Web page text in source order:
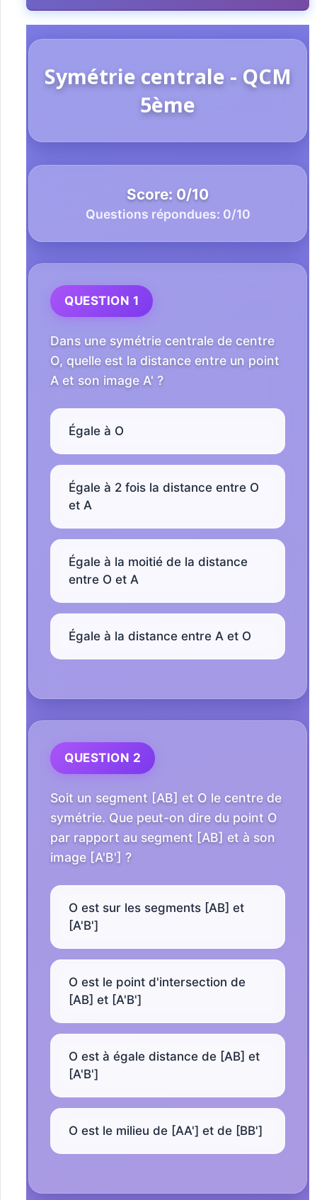
Symétrie centrale - QCM
5ème
Score: 0/10
Questions répondues: 0/10
QUESTION 1
Dans une symétrie centrale de centre
O, quelle est la distance entre un point
A et son image A' ?
Égale à O
Égale à 2 fois la distance entre O
et A
Égale à la moitié de la distance
entre O et A
Égale à la distance entre A et O
QUESTION 2
Soit un segment [AB] et O le centre de
symétrie. Que peut-on dire du point O
par rapport au segment [AB] et à son
image [A'B'] ?
O est sur les segments [AB] et
[A'B']
O est le point d'intersection de
[AB] et [A'B']
O est à égale distance de [AB] et
[A'B']
O est le milieu de [AA'] et de [BB']